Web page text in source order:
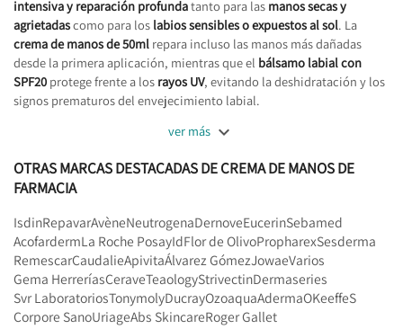
intensiva y reparación profundatanto para las manos secas y
agrietadascomo para los labios sensibles o expuestos al sol. La
crema de manos de 50ml repara incluso las manos más dañadas
desde la primera aplicación, mientras que el bálsamo labial con
SPF20 protege frente a los rayos UV, evitando la deshidratación y los
signos prematuros del envejecimiento labial.
ver más 
OTRAS MARCAS DESTACADAS DE CREMA DE MANOS DE
FARMACIA
IsdinRepavarAvèneNeutrogenaDernoveEucerinSebamed
AcofardermLa Roche PosayIdFlor de OlivoPropharexSesderma
RemescarCaudalieApivitaÁlvarez GómezJowaeVarios
Gema HerreríasCeraveTeaologyStrivectinDermaseries
Svr LaboratoriosTonymolyDucrayOzoaquaAdermaOKeeffeS
Corpore SanoUriageAbs SkincareRoger Gallet